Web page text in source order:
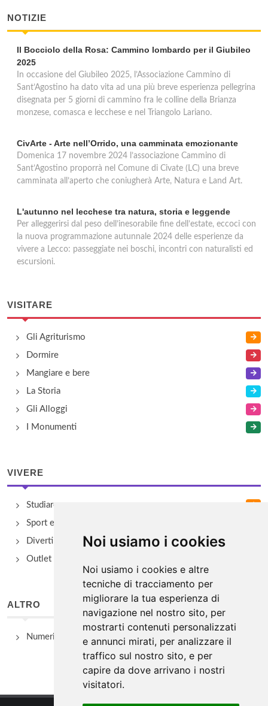
Noi usiamo i cookies
Noi usiamo i cookies e altre
tecniche di tracciamento per
migliorare la tua esperienza di
navigazione nel nostro sito, per
mostrarti contenuti personalizzati
e annunci mirati, per analizzare il
traffico sul nostro sito, e per
capire da dove arrivano i nostri
visitatori.
NOTIZIE
Il Bocciolo della Rosa: Cammino lombardo per il Giubileo
2025
In occasione del Giubileo 2025, l’Associazione Cammino di
Sant’Agostino ha dato vita ad una più breve esperienza pellegrina
disegnata per 5 giorni di cammino fra le colline della Brianza
monzese, comasca e lecchese e nel Triangolo Lariano.
CivArte - Arte nell’Orrido, una camminata emozionante
Domenica 17 novembre 2024 l’associazione Cammino di
Sant’Agostino proporrà nel Comune di Civate (LC) una breve
camminata all’aperto che coniugherà Arte, Natura e Land Art.
L'autunno nel lecchese tra natura, storia e leggende
Per alleggerirsi dal peso dell’inesorabile fine dell’estate, eccoci con
la nuova programmazione autunnale 2024 delle esperienze da
vivere a Lecco: passeggiate nei boschi, incontri con naturalisti ed
escursioni.
VISITARE
Gli Agriturismo
Dormire
Mangiare e bere
La Storia
Gli Alloggi
I Monumenti
VIVERE
Studiare
Sport e Benessere
Divertimento e Natura
Outlet e spacci aziendali
ALTRO
Numeri Utili